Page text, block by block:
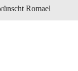
Romael